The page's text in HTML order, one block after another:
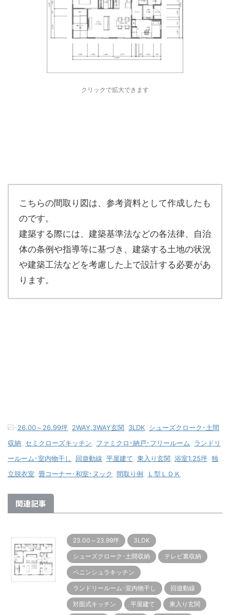
クリックで拡大できます
こちらの間取り図は、参考資料として作成したも
のです。
建築する際には、建築基準法などの各法律、自治
体の条例や指導等に基づき、建築する土地の状況
や建築工法などを考慮した上で設計する必要があ
ります。
-26.00～26.99坪 2WAY,3WAY玄関 3LDK シューズクローク･土間
収納
セミクローズキッチン ファミクロ･納戸･フリールーム
ランドリ
ールーム･室内物干し
回遊動線 平屋建て 東入り玄関 浴室1.25坪 独
立脱衣室 畳コーナー･和室･ヌック 間取り例 Ｌ型ＬＤＫ
関連記事
23.00～23.99坪 3LDK
シューズクローク･土間収納 テレビ裏収納
ペニンシュラキッチン
ランドリールーム･室内物干し 回遊動線
対面式キッチン 平屋建て 東入り玄関